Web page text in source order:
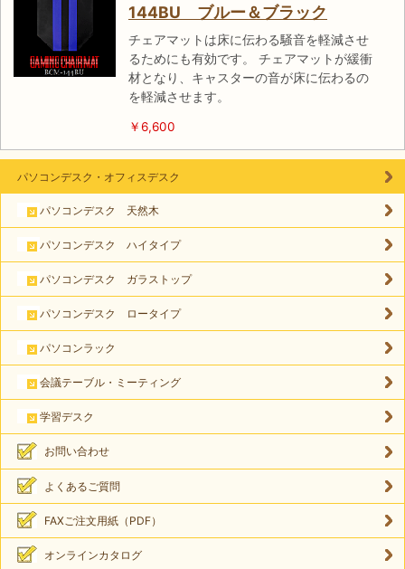
144BU ブルー＆ブラック
チェアマットは床に伝わる騒音を軽減させ
るためにも有効です。 チェアマットが緩衝
材となり、キャスターの音が床に伝わるの
を軽減させます。
￥6,600
パソコンデスク・オフィスデスク
パソコンデスク 天然木
パソコンデスク ハイタイプ
パソコンデスク ガラストップ
パソコンデスク ロータイプ
パソコンラック
会議テーブル・ミーティング
学習デスク
お問い合わせ
よくあるご質問
FAXご注文用紙（PDF）
オンラインカタログ